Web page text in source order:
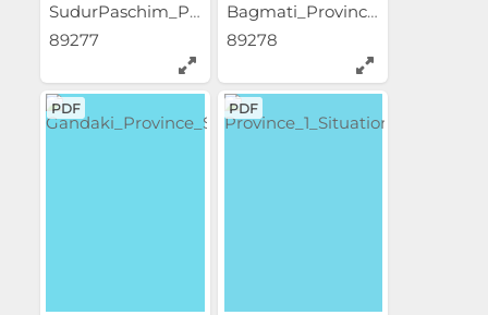
SudurPaschim_Province_Situa...
89277
Bagmati_Province_Situation_...
89278
PDF PDF